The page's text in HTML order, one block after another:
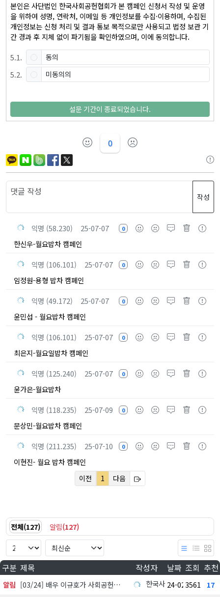
본인은 사단법인 한국사회공헌협회가 본 캠페인 신청서 작성 및 운영
을 위하여 성명, 연락처, 이메일 등 개인정보를 수집·이용하며, 수집된
개인정보는 신청 처리 및 결과 통보 목적으로만 사용되고 법정 보관 기
간 경과 후 지체 없이 파기됨을 확인하였으며, 이에 동의합니다.
5.1. 동의
5.2. 미동의의
설문 기간이 종료되었습니다.
0
작성
익명 (58.230) 25-07-07 0
한신우-월요밥차 캠페인
익명 (106.101)
25-07-07 0
임정원-용형 밥차 캠페인
익명 (49.172)
25-07-07 0
윤민섭 - 월요밥차 캠페인
익명 (106.101)
25-07-07 0
최은지-월요일밥차 캠페인
익명 (125.240)
25-07-07 0
윤가은-월요밥차
익명 (118.235)
25-07-09 0
문상민-월요밥차 캠페인
익명 (211.235)
25-07-10 0
이현진- 월요 밥차 캠페인
이전 1 다음
전체(127) 알림(127)
구분 제목 작성자 날짜 조회 추천
알림 [03/24] 배우 이규호가 사회공헌활동가들에게 한끼 쏜다! 한국사회공헌협회
24-02-28
3561
17